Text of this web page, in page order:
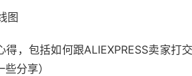
图
得，包括如何跟ALIEXPRESS卖家打
分享）